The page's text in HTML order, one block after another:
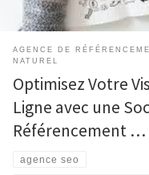
AGENCE DE
NATUREL
Optimisez Votre
Ligne avec une
Référencement …
agence seo